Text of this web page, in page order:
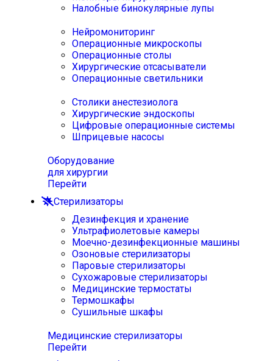
Налобные бинокулярные лупы
Нейромониторинг
Операционные микроскопы
Операционные столы
Хирургические отсасыватели
Операционные светильники
Столики анестезиолога
Хирургические эндоскопы
Цифровые операционные системы
Шприцевые насосы
Оборудование
для хирургии
Перейти
Стерилизаторы
Дезинфекция и хранение
Ультрафиолетовые камеры
Моечно-дезинфекционные машины
Озоновые стерилизаторы
Паровые стерилизаторы
Сухожаровые стерилизаторы
Медицинские термостаты
Термошкафы
Сушильные шкафы
Медицинские стерилизаторы
Перейти